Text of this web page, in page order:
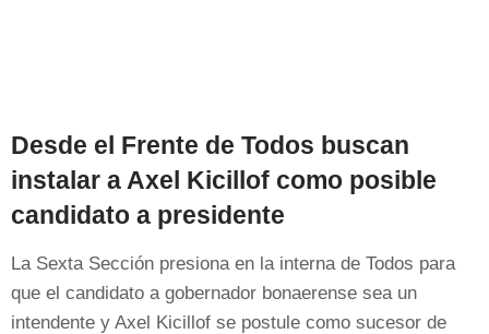
Desde el Frente de Todos buscan
instalar a Axel Kicillof como posible
candidato a presidente
La Sexta Sección presiona en la interna de Todos para
que el candidato a gobernador bonaerense sea un
intendente y Axel Kicillof se postule como sucesor de